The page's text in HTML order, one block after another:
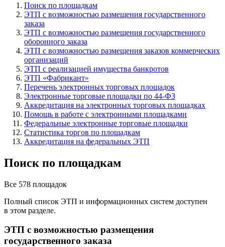
Поиск по площадкам
ЭТП с возможностью размещения государственного
заказа
ЭТП с возможностью размещения государственного
оборонного заказа
ЭТП с возможностью размещения заказов коммерческих
организаций
ЭТП с реализацией имущества банкротов
ЭТП «Фабрикант»
Перечень электронных торговых площадок
Электронные торговые площадки по 44-ФЗ
Аккредитация на электронных торговых площадках
Помощь в работе с электронными площадками
Федеральные электронные торговые площадки
Статистика торгов по площадкам
Аккредитация на федеральных ЭТП
Поиск по площадкам
Все 578 площадок
Полный список ЭТП и информационных систем доступен
в этом разделе.
ЭТП с возможностью размещения
государственного заказа